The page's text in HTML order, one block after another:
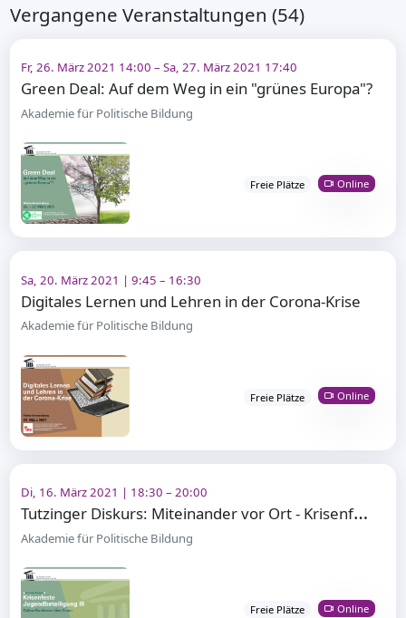
Vergangene Veranstaltungen (54)
Fr, 26. März 2021 14:00 – Sa, 27. März 2021 17:40
Green Deal: Auf dem Weg in ein "grünes Europa"?
Akademie für Politische Bildung
Freie Plätze Online
Sa, 20. März 2021 | 9:45 – 16:30
Digitales Lernen und Lehren in der Corona-Krise
Akademie für Politische Bildung
Freie Plätze Online
Di, 16. März 2021 | 18:30 – 20:00
T
utzinger Diskurs: Miteinander vor Ort - Krisenfeste Jugendbeteiligung III
Akademie für Politische Bildung
Freie Plätze Online